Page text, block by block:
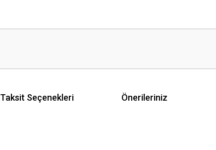
Taksit Seçenekleri Önerileriniz